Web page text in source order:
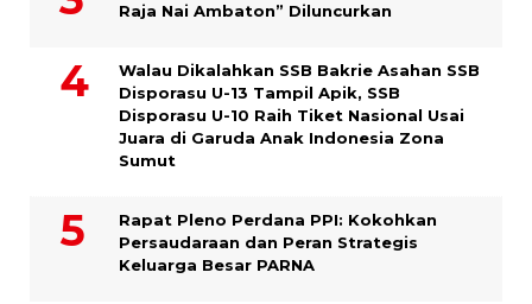
Raja Nai Ambaton” Diluncurkan
Walau Dikalahkan SSB Bakrie Asahan SSB
Disporasu U-13 Tampil Apik, SSB
Disporasu U-10 Raih Tiket Nasional Usai
Juara di Garuda Anak Indonesia Zona
Sumut
Rapat Pleno Perdana PPI: Kokohkan
Persaudaraan dan Peran Strategis
Keluarga Besar PARNA